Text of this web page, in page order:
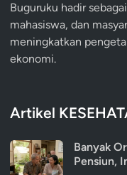
Buguruku hadir
mahasiswa, dan
meningkatkan
ekonomi.
Artikel
Banyak
Pensiun,